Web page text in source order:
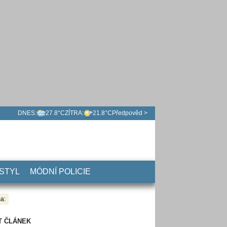
DNES: 27.8°CZÍTRA: 21.8°C Předpověd >
MÓDNÍ POLICIE
ČLÁNEK